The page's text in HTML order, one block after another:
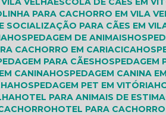
PARA CACHORRO EM VILA
SOCIALIZAÇÃO PARA CÃES EM
HOSPEDAGEM DE ANIMAIS
CACHORRO EM CARIACICA
PARA CÃES
CANINA HOSPEDAGEM CANINA
HOSPEDAGEM PET EM VITÓRIA
HOTEL PARA ANIMAIS DE
HOTEL PARA